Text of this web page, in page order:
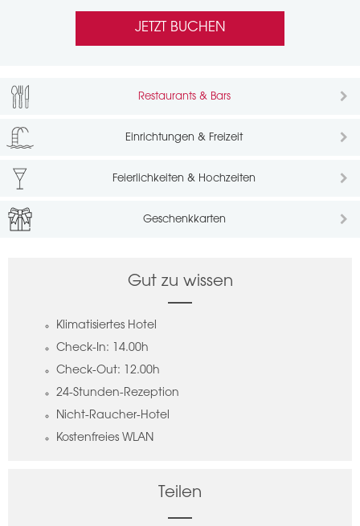
JETZT BUCHEN
Restaurants & Bars
Einrichtungen & Freizeit
Feierlichkeiten & Hochzeiten
Geschenkkarten
Gut zu wissen
Klimatisiertes Hotel
Check-In: 14.00h
Check-Out: 12.00h
24-Stunden-Rezeption
Nicht-Raucher-Hotel
Kostenfreies WLAN
Teilen